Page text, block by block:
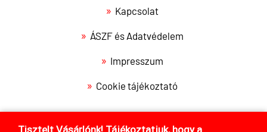
Kapcsolat
ÁSZF és Adatvédelem
Impresszum
Cookie tájékoztató
Tisztelt Vásárlónk! Tájékoztatjuk, hogy a